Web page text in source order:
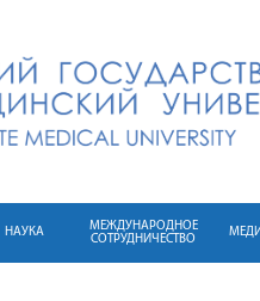
НАУКА
МЕЖДУНАРОДНОЕ
СОТРУДНИЧЕСТВО